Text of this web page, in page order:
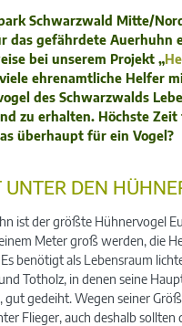
Schwarzwald Mitte/
das gefährdete Auerhuhn
bei unserem Projekt „
ehrenamtliche Helfer
des Schwarzwalds
zu erhalten. Höchste
überhaupt für ein Vogel?
UNTER DEN
ist der größte Hühnervogel
Meter groß werden, die
benötigt als Lebensraum
Totholz, in denen seine
gut gedeiht. Wegen seiner
Flieger, auch deshalb sollten